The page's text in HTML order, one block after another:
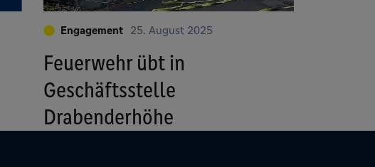
Engagement 25. August 2025
Feuerwehr übt in
Geschäftsstelle
Drabenderhöhe